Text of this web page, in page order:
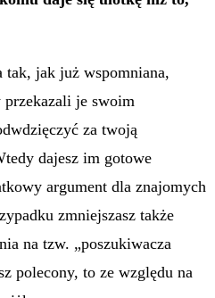
jak już wspomniana,
je swoim
za twoją
dajesz im gotowe
argument dla znajomych
zmniejszasz także
na tzw. „poszukiwacza
polecony, to ze względu na